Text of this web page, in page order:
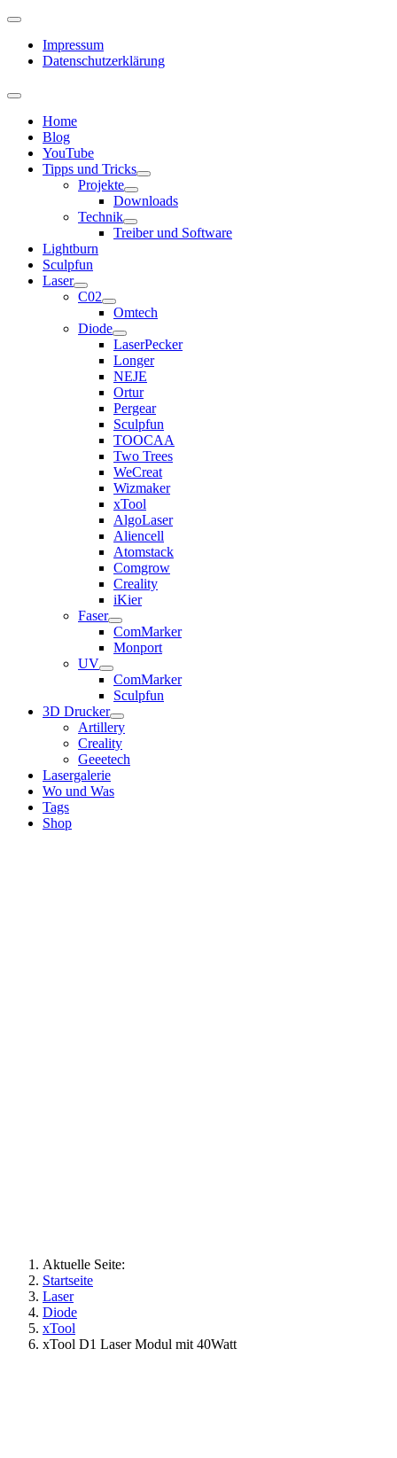
Impressum
Datenschutzerklärung
Home
Blog
YouTube
Tipps und Tricks
Projekte
Downloads
Technik
Treiber und Software
Lightburn
Sculpfun
Laser
C02
Omtech
Diode
LaserPecker
Longer
NEJE
Ortur
Pergear
Sculpfun
TOOCAA
Two Trees
WeCreat
Wizmaker
xTool
AlgoLaser
Aliencell
Atomstack
Comgrow
Creality
iKier
Faser
ComMarker
Monport
UV
ComMarker
Sculpfun
3D Drucker
Artillery
Creality
Geeetech
Lasergalerie
Wo und Was
Tags
Shop
Aktuelle Seite:
Startseite
Laser
Diode
xTool
xTool D1 Laser Modul mit 40Watt